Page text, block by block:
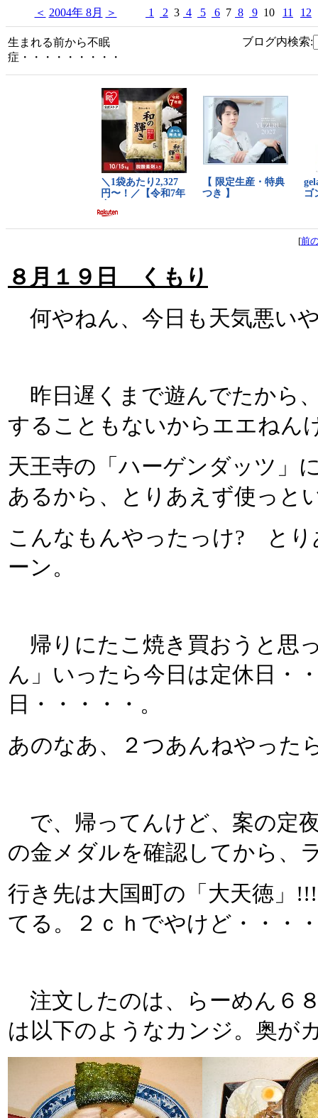
＜ 2004年 8月 ＞ 1 2 3 4 5 6 7 8 9 10 11 12
生まれる前から不眠
症・・・・・・・・・
ブログ内検索:
[前
８月１９日 くもり
何やねん、今日も天気悪い
昨日遅くまで遊んでたから
することもないからエエねん
天王寺の「ハーゲンダッツ」
あるから、とりあえず使っと
こんなもんやったっけ? とり
ーン。
帰りにたこ焼き買おうと思
ん」いったら今日は定休日・
日・・・・・。
あのなあ、２つあんねやった
で、帰ってんけど、案の定
の金メダルを確認してから、
行き先は大国町の「大天徳」
てる。２ｃｈでやけど・・・
注文したのは、らーめん６
は以下のようなカンジ。奥が